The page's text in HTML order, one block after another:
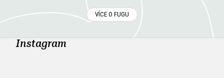
VÍCE O FUGU
Instagram